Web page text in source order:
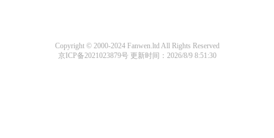
Copyright © 2000-2024 Fanwen.ltd All Rights Reserved
京ICP备2021023879号更新时间：2026/8/9 8:51:30